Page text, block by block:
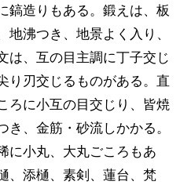
鎬造りもある。鍛えは、板
地沸つき、地景よく入り、
は、互の目主調に丁子交じ
り刃交じるものがある。直
ろに小互の目交じり、皆焼
き、金筋・砂流しかかる。
に小丸、大丸ごころもあ
、添樋、素剣、蓮台、梵